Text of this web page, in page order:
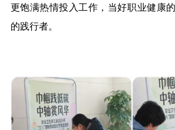
更饱满热情投入工作，当好职业健康
的践行者。